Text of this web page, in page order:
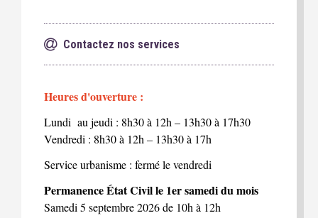
Contactez nos services
Heures d'ouverture :
Lundi au jeudi : 8h30 à 12h – 13h30 à 17h30
Vendredi : 8h30 à 12h – 13h30 à 17h
Service urbanisme : fermé le vendredi
Permanence État Civil le 1er samedi du mois
Samedi 5 septembre 2026 de 10h à 12h